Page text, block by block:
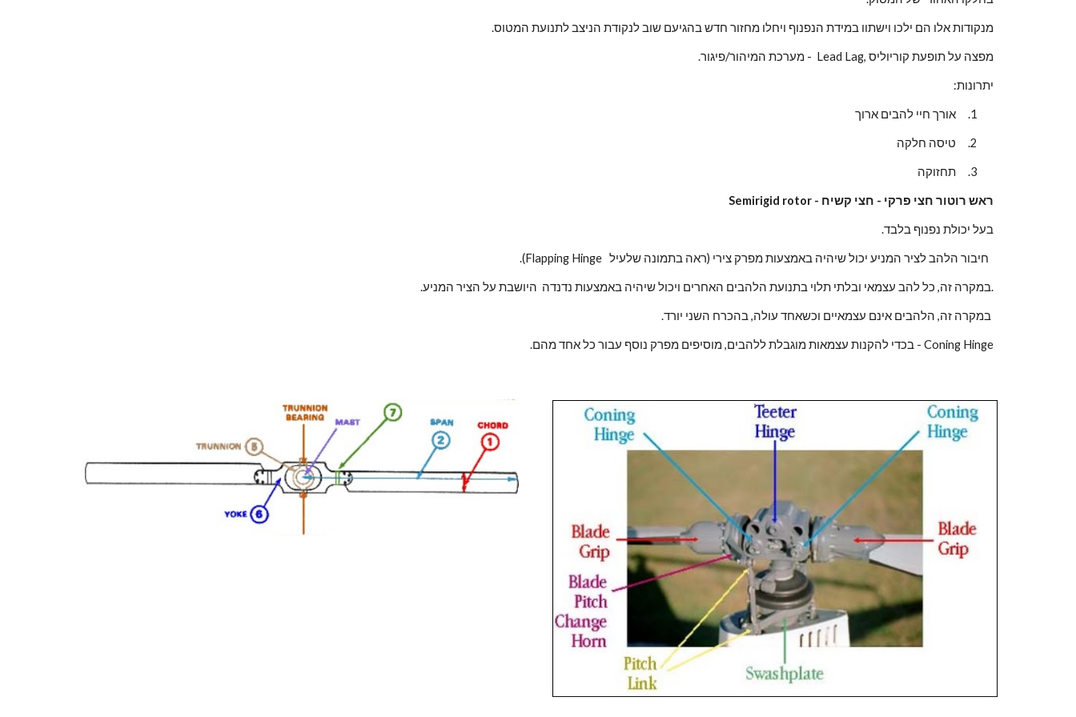
מנקודות אלו הם ילכו וישתוו במידת הנפנוף ויחלו מחזור חדש בהגיעם שוב לנקודת הניצב לתנועת המטוס.
.מערכת המיהור/פיגור -  Lead Lag, מפצה על תופעת קוריוליס
יתרונות:
1.     אורך חיי להבים ארוך
2.     טיסה חלקה
3.     תחזוקה
ראש רוטור חצי פרקי - חצי קשיח - Semirigid rotor
בעל יכולת נפנוף בלבד.
.במקרה זה, כל להב עצמאי ובלתי תלוי בתנועת הלהבים האחרים ויכול שיהיה באמצעות נדנדה  היושבת על הציר המניע.
.בכדי להקנות עצמאות מוגבלת ללהבים, מוסיפים מפרק נוסף עבור כל אחד מהם - Coning Hinge